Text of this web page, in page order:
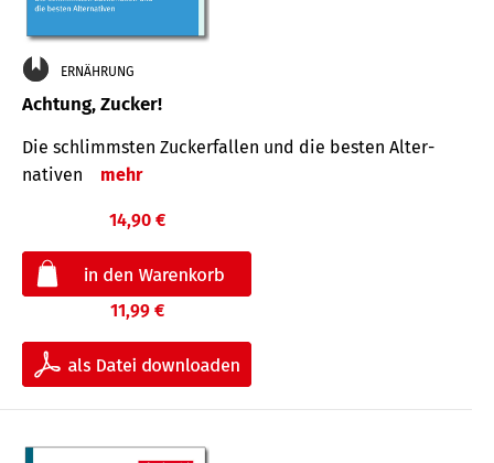
ERNÄHRUNG
Achtung, Zucker!
Die schlimmsten Zucker­fallen und die besten Alter­
nativen
mehr
14,90 €
11,99 €